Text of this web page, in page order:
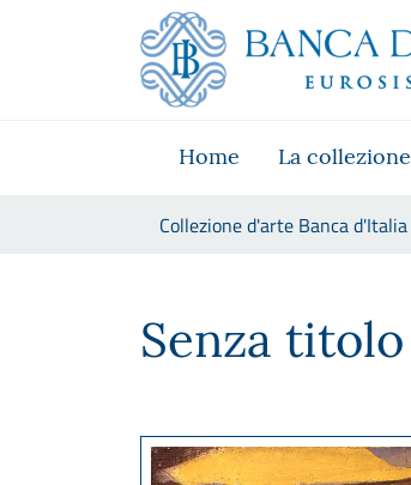
Skip to Main Content
Vai al sito istituzionale
Vai al menu di navigazione
Vai alla ricerca
Vai ai contenuti
Home La collezione
Collezione d'arte Banca d'Italia
Senza titolo